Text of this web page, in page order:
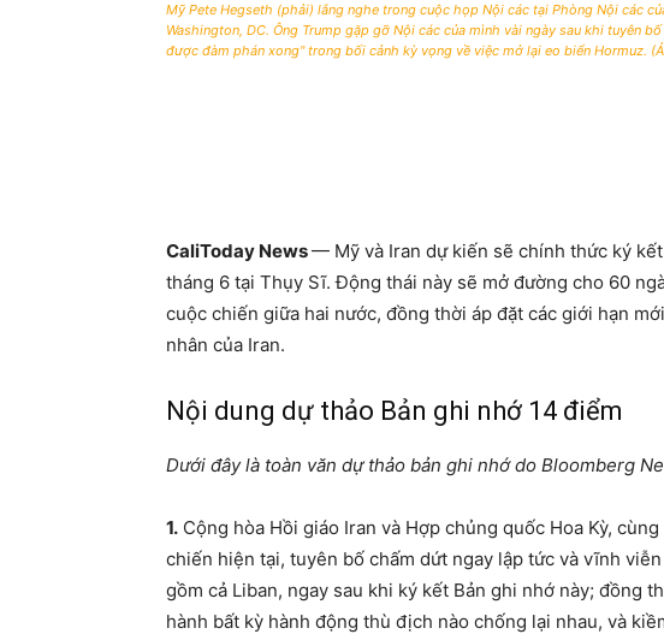
Mỹ Pete Hegseth (phải) lắng nghe trong cuộc họp Nội các tại Phòng Nội các
Washington, DC. Ông Trump gặp gỡ Nội các của mình vài ngày sau khi tuyên
được đàm phán xong" trong bối cảnh kỳ vọng về việc mở lại eo biển Hormuz.
CaliToday News— Mỹ và Iran dự kiến sẽ chính thức ký
tháng 6 tại Thụy Sĩ. Động thái này sẽ mở đường cho 60
cuộc chiến giữa hai nước, đồng thời áp đặt các giới hạn
nhân của Iran.
Nội dung dự thảo Bản ghi nhớ 14 điểm
Dưới đây là toàn văn dự thảo bản ghi nhớ do Bloomberg
1. Cộng hòa Hồi giáo Iran và Hợp chủng quốc Hoa Kỳ,
chiến hiện tại, tuyên bố chấm dứt ngay lập tức và vĩnh
gồm cả Liban, ngay sau khi ký kết Bản ghi nhớ này; đồng
hành bất kỳ hành động thù địch nào chống lại nhau, và